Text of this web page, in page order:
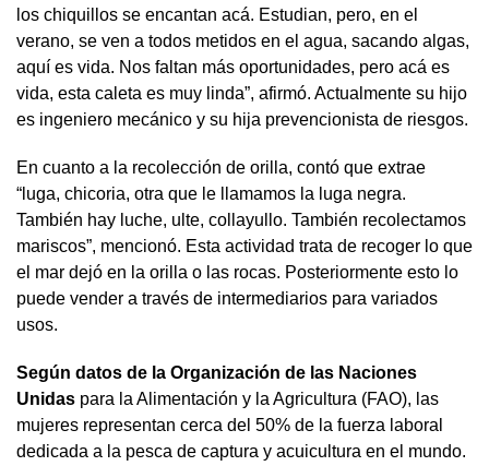
los chiquillos se encantan acá. Estudian, pero, en el
verano, se ven a todos metidos en el agua, sacando algas,
aquí es vida. Nos faltan más oportunidades, pero acá es
vida, esta caleta es muy linda”, afirmó. Actualmente su hijo
es ingeniero mecánico y su hija prevencionista de riesgos.
En cuanto a la recolección de orilla, contó que extrae
“luga, chicoria, otra que le llamamos la luga negra.
También hay luche, ulte, collayullo. También recolectamos
mariscos”, mencionó. Esta actividad trata de recoger lo que
el mar dejó en la orilla o las rocas. Posteriormente esto lo
puede vender a través de intermediarios para variados
usos.
Según datos de la Organización de las Naciones
Unidas para la Alimentación y la Agricultura (FAO), las
mujeres representan cerca del 50% de la fuerza laboral
dedicada a la pesca de captura y acuicultura en el mundo.